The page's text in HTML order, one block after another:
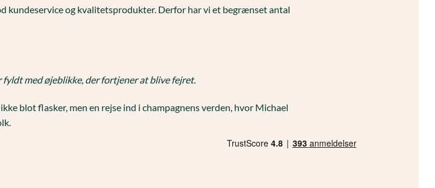
kundeservice og kvalitetsprodukter. Derfor har vi et begrænset antal
fyldt med øjeblikke, der fortjener at blive fejret.
blot flasker, men en rejse ind i champagnens verden, hvor Michael